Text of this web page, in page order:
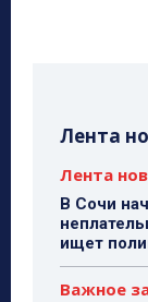
Лента
Лента
В Сочи
ищет
Важное